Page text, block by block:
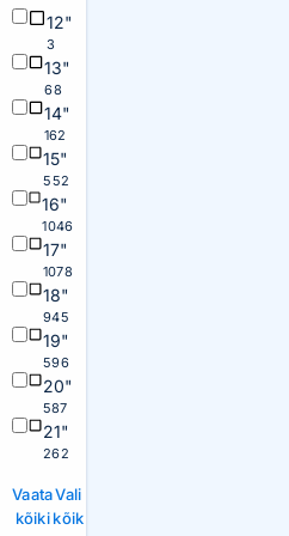
12"
3
13"
68
14"
162
15"
552
16"
1046
17"
1078
18"
945
19"
596
20"
587
21"
262
Vaata
kõiki
Vali
kõik